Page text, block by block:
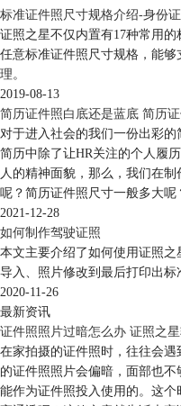
标准证件照尺寸规格介绍-身份
证照之星不仅内置有17种常用
任意标准证件照尺寸规格，能
理。
2019-08-13
简历证件照白底还是蓝底 简历
对于进入社会的我们一份出彩
简历中除了让HR关注的个人履
人的精神面貌，那么，我们在
呢？简历证件照尺寸一般多大呢
2021-12-28
如何制作驾驶证照
本文主要介绍了如何使用证照
导入、照片修改到最后打印出标
2020-11-26
最新资讯
证件照照片过暗怎么办 证照之
在家拍摄的证件照时，往往会
的证件照照片会偏暗，面部也
能作为证件照投入使用的。这